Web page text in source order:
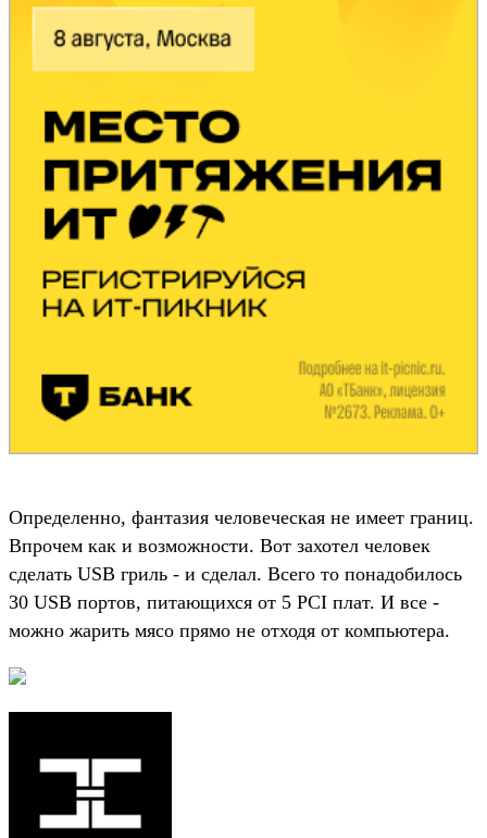
Определенно, фантазия человеческая не имеет границ.
Впрочем как и возможности. Вот захотел человек
сделать USB гриль - и сделал. Всего то понадобилось
30 USB портов, питающихся от 5 PCI плат. И все -
можно жарить мясо прямо не отходя от компьютера.